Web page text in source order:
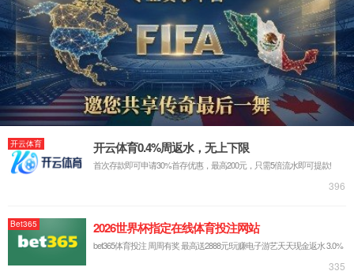
石油化工 石油化工